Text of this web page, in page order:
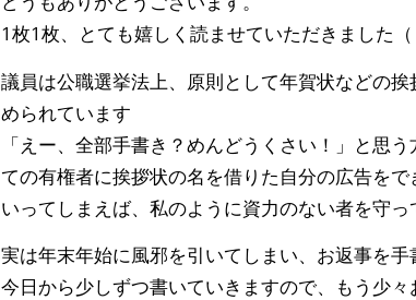
1枚1枚、とても嬉しく読ませていただきました（
議員は公職選挙法上、原則として年賀状などの
められています
「えー、全部手書き？めんどうくさい！」と思
ての有権者に挨拶状の名を借りた自分の広告を
いってしまえば、私のように資力のない者を守
実は年末年始に風邪を引いてしまい、お返事を手
今日から少しずつ書いていきますので、もう少々